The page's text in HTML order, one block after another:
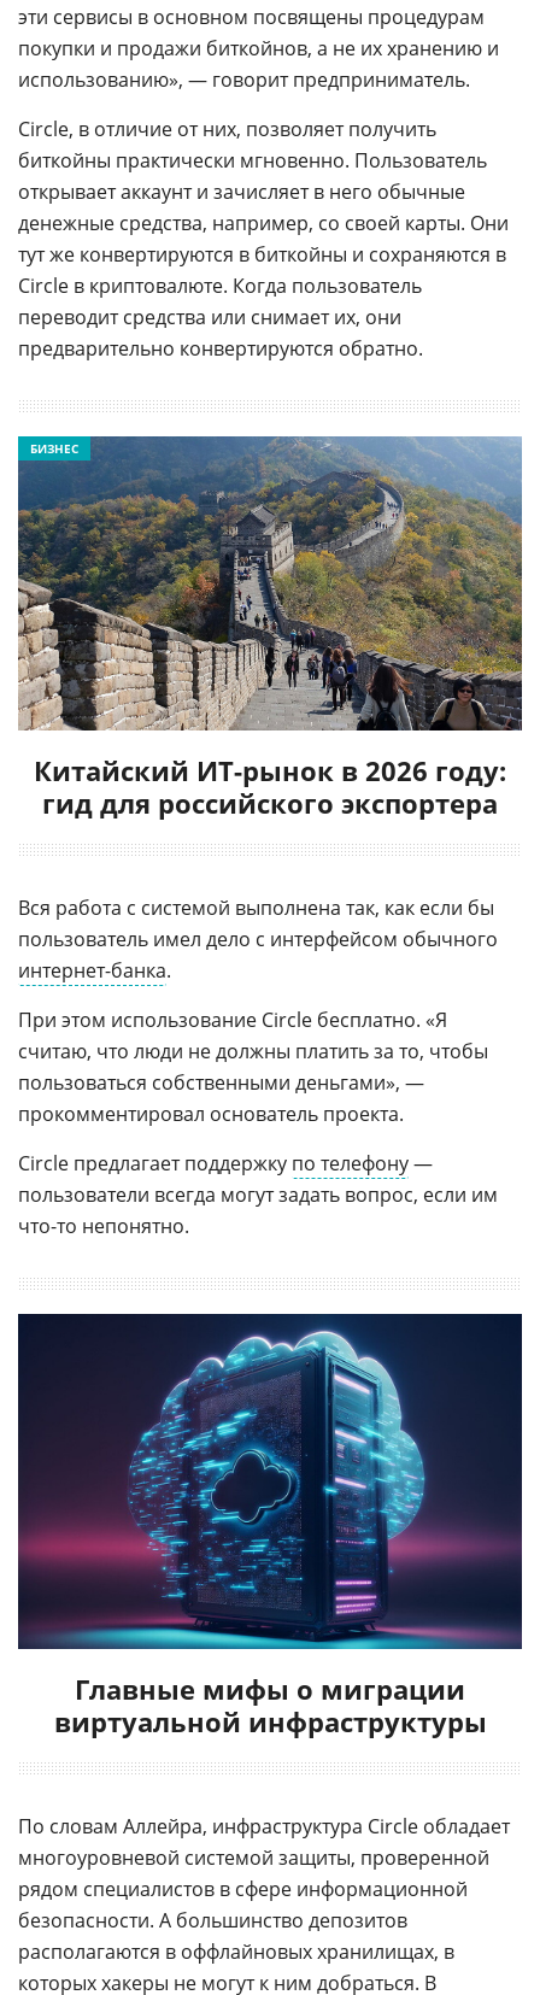
эти сервисы в основном посвящены процедурам
покупки и продажи биткойнов, а не их хранению и
использованию», — говорит предприниматель.
Circle, в отличие от них, позволяет получить
биткойны практически мгновенно. Пользователь
открывает аккаунт и зачисляет в него обычные
денежные средства, например, со своей карты. Они
тут же конвертируются в биткойны и сохраняются в
Circle в криптовалюте. Когда пользователь
переводит средства или снимает их, они
предварительно конвертируются обратно.
Китайский ИТ-рынок в 2026 году:
гид для российского экспортера
БИЗНЕС
Вся работа с системой выполнена так, как если бы
пользователь имел дело с интерфейсом обычного
интернет-банка.
При этом использование Circle бесплатно. «Я
считаю, что люди не должны платить за то, чтобы
пользоваться собственными деньгами», —
прокомментировал основатель проекта.
Circle предлагает поддержку по телефону—
пользователи всегда могут задать вопрос, если им
что-то непонятно.
Главные мифы о миграции
виртуальной инфраструктуры
По словам Аллейра, инфраструктура Circle обладает
многоуровневой системой защиты, проверенной
рядом специалистов в сфере информационной
безопасности. А большинство депозитов
располагаются в оффлайновых хранилищах, в
которыххакеры не могут к ним добраться. В